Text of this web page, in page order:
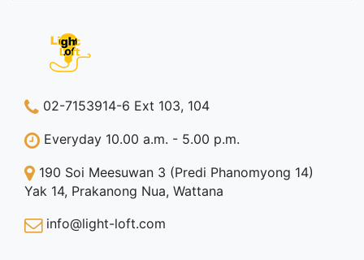
product
02-7153914-6 Ext 103, 104
Everyday 10.00 a.m. - 5.00 p.m.
190 Soi Meesuwan 3 (Predi Phanomyong 14)
Yak 14, Prakanong Nua, Wattana
info@light-loft.com